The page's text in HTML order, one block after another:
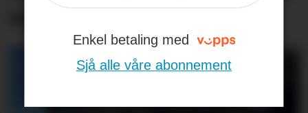
Enkel betaling med
Sjå alle våre abonnement
som fortener pris?